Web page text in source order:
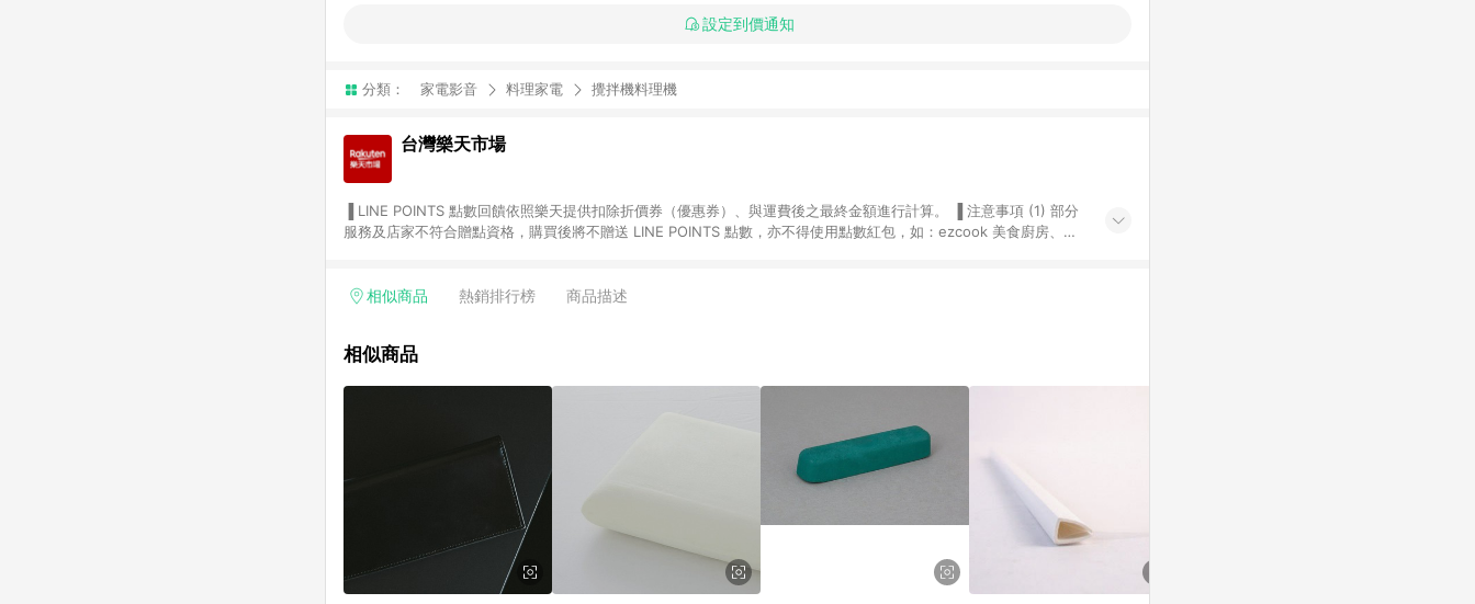
設定到價通知
分類： 家電影音 料理家電 攪拌機料理機
台灣樂天市場
服務及店家不符合贈點資格，購買後將不贈送 LINE POINTS 點數，亦不得使用點數紅包，如：ezcook 美食廚房、樂
享有 LINE POINTS 回饋。 (3) 若購買之訂單（包含預購商品）未符合樂天市場 45 天內完成訂單出貨及結帳，則不符
會有時間差，如顯示之商品規格、顏色、價位、贈品與台灣樂天市場銷售網頁不符，以銷售網頁標示為準。 (6) 導購訂
相似商品 熱銷排行榜 商品描述
相似商品